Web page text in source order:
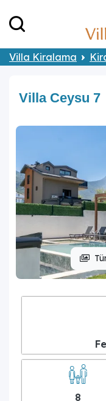
Villa Kiralama
Villa Ceysu 7
8